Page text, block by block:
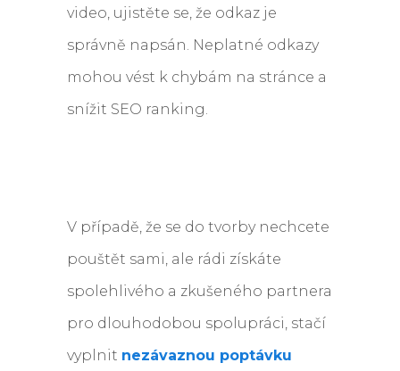
video, ujistěte se, že odkaz je
správně napsán. Neplatné odkazy
mohou vést k chybám na stránce a
snížit SEO ranking.
V případě, že se do tvorby nechcete
pouštět sami, ale rádi získáte
spolehlivého a zkušeného partnera
pro dlouhodobou spolupráci, stačí
vyplnit nezávaznou poptávku